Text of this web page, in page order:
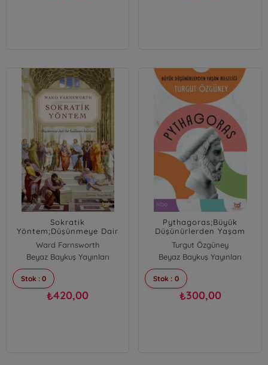
Sokratik
Yöntem;Düşünmeye Dair
Bir Kullanıcı Kılavuzu
Ward Farnsworth
Beyaz Baykuş Yayınları
Stok : 0
₺420,00
Pythagoras;Büyük
Düşünürlerden Yaşam
Bilgeliği
Turgut Özgüney
Beyaz Baykuş Yayınları
Stok : 0
₺300,00